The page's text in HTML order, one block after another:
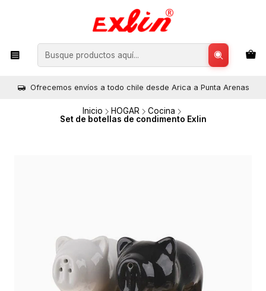
Ofrecemos envíos a todo chile desde Arica a Punta Arenas
Inicio HOGAR
Cocina
Set de botellas de condimento Exlin